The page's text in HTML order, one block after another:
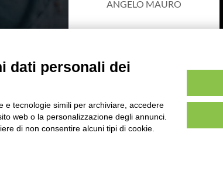
ANGELO MAURO
dati personali dei
e tecnologie simili per archiviare, accedere
web o la personalizzazione degli annunci.
di non consentire alcuni tipi di cookie.